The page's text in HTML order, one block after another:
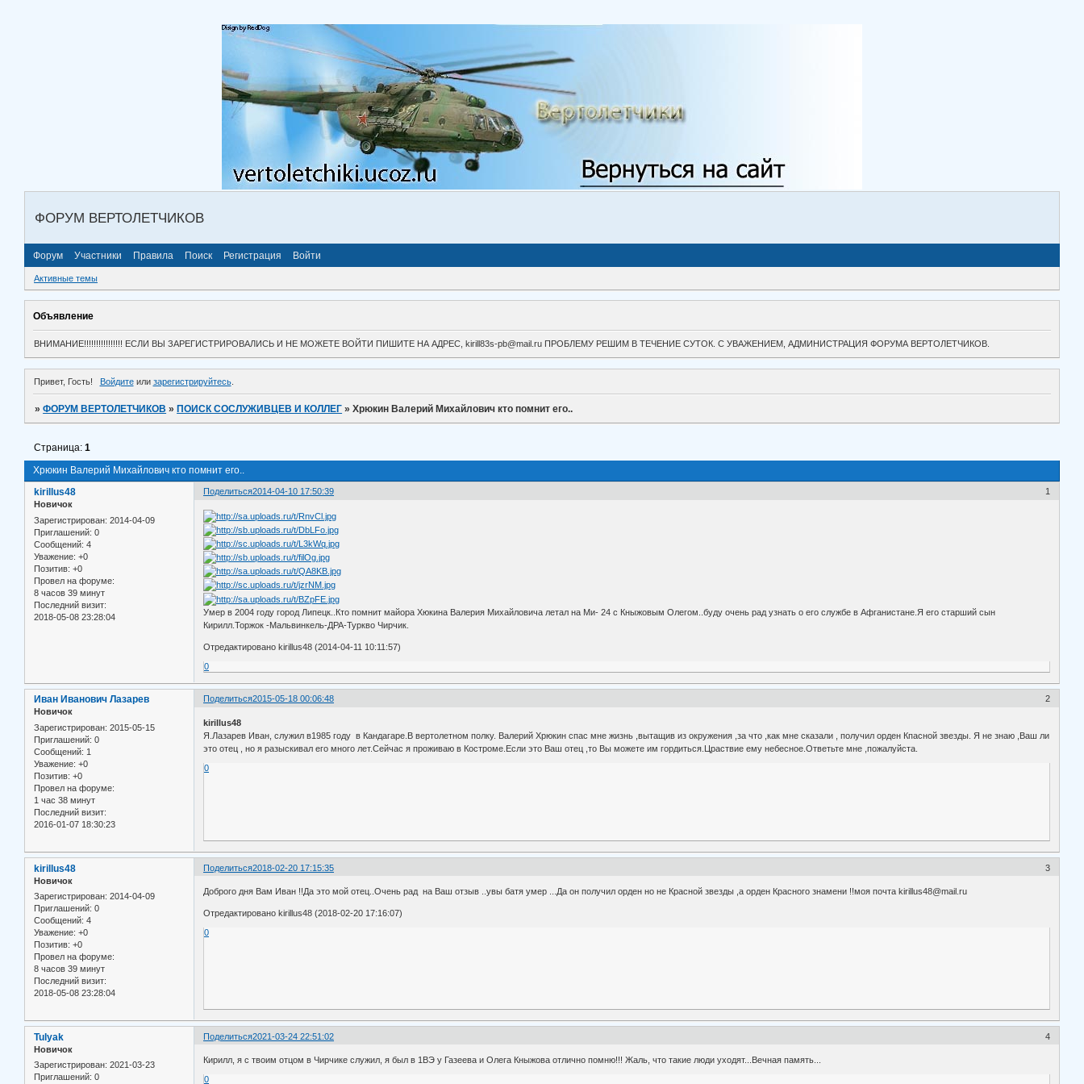
ФОРУМ ВЕРТОЛЕТЧИКОВ
Форум Участники Правила Поиск Регистрация Войти
Активные темы
Объявление
ВНИМАНИЕ!!!!!!!!!!!!!!!! ЕСЛИ ВЫ ЗАРЕГИСТРИРОВАЛИСЬ И НЕ МОЖЕТЕ ВОЙТИ ПИШИТЕ НА АДРЕС, kirill83s-pb@mail.ru ПРОБЛЕМУ РЕШИМ В ТЕЧЕНИЕ СУТОК. С УВАЖЕНИЕМ, АДМИНИСТРАЦИЯ ФОРУМА ВЕРТОЛЕТЧИКОВ.
Привет, Гость! Войдитеили зарегистрируйтесь.
»ФОРУМ ВЕРТОЛЕТЧИКОВ » ПОИСК СОСЛУЖИВЦЕВ И КОЛЛЕГ »Хрюкин Валерий Михайлович кто помнит его..
Хрюкин Валерий Михайлович кто помнит его..
Страница:1
Поделиться 1
2014-04-10 17:50:39
kirillus48
Новичок
Зарегистрирован: 2014-04-09
Приглашений: 0
Сообщений: 4
Уважение: +0
Позитив: +0
Провел на форуме:
8 часов 39 минут
Последний визит:
2018-05-08 23:28:04
Умер в 2004 году город Липецк..Кто помнит майора Хюкина Валерия Михайловича летал на Ми- 24 с Кныжовым Олегом..буду очень рад узнать о его службе в Афганистане.Я его старший сын
Кирилл.Торжок -Мальвинкель-ДРА-Туркво Чирчик.
Отредактировано kirillus48 (2014-04-11 10:11:57)
0
Поделиться 2
2015-05-18 00:06:48
Иван Иванович Лазарев
Новичок
Зарегистрирован: 2015-05-15
Приглашений: 0
Сообщений: 1
Уважение: +0
Позитив: +0
Провел на форуме:
1 час 38 минут
Последний визит:
2016-01-07 18:30:23
kirillus48
Я.Лазарев Иван, служил в1985 году в Кандагаре.В вертолетном полку. Валерий Хрюкин спас мне жизнь ,вытащив из окружения ,за что ,как мне сказали , получил орден Кпасной звезды. Я не знаю ,Ваш ли
это отец , но я разыскивал его много лет.Сейчас я проживаю в Костроме.Если это Ваш отец ,то Вы можете им гордиться.Цраствие ему небесное.Ответьте мне ,пожалуйста.
0
Поделиться 3
2018-02-20 17:15:35
kirillus48
Новичок
Зарегистрирован: 2014-04-09
Приглашений: 0
Сообщений: 4
Уважение: +0
Позитив: +0
Провел на форуме:
8 часов 39 минут
Последний визит:
2018-05-08 23:28:04
Доброго дня Вам Иван !!Да это мой отец..Очень рад на Ваш отзыв ..увы батя умер ...Да он получил орден но не Красной звезды ,а орден Красного знамени !!моя почта kirillus48@mail.ru
Отредактировано kirillus48 (2018-02-20 17:16:07)
0
Поделиться 4
2021-03-24 22:51:02
Tulyak
Новичок
Зарегистрирован: 2021-03-23
Приглашений: 0
Кирилл, я с твоим отцом в Чирчике служил, я был в 1ВЭ у Газеева и Олега Кныжова отлично помню!!! Жаль, что такие люди уходят...Вечная память...
0